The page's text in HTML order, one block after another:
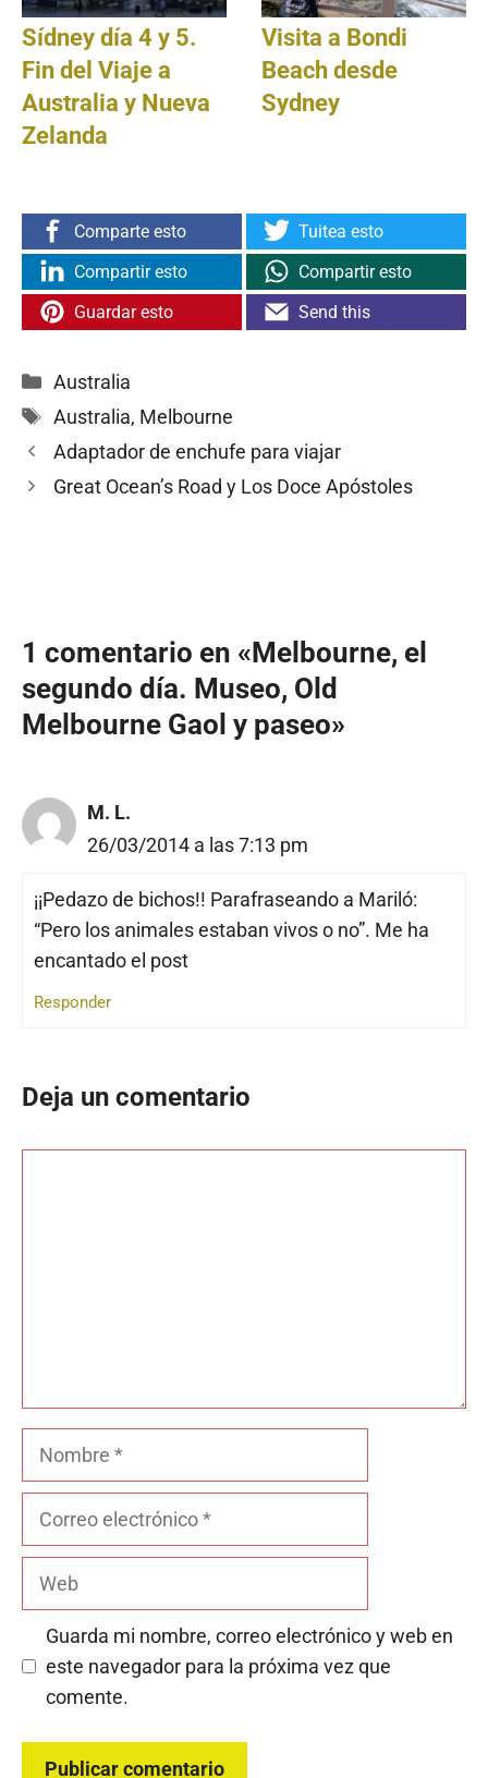
Sídney día 4 y 5.
Fin del Viaje a
Australia y Nueva
Zelanda
Visita a Bondi
Beach desde
Sydney
Comparte esto
Tuitea esto
Compartir esto
Compartir esto
Guardar esto
Send this
Categorías
Australia
Etiquetas
Australia, Melbourne
Adaptador de enchufe para viajar
Great Ocean’s Road y Los Doce Apóstoles
1 comentario en «Melbourne, el
segundo día. Museo, Old
Melbourne Gaol y paseo»
M. L.
26/03/2014 a las 7:13 pm
¡¡Pedazo de bichos!! Parafraseando a Mariló:
“Pero los animales estaban vivos o no”. Me ha
encantado el post
Responder
Deja un comentario
Nombre
Guarda mi nombre, correo electrónico y web en
este navegador para la próxima vez que
comente.